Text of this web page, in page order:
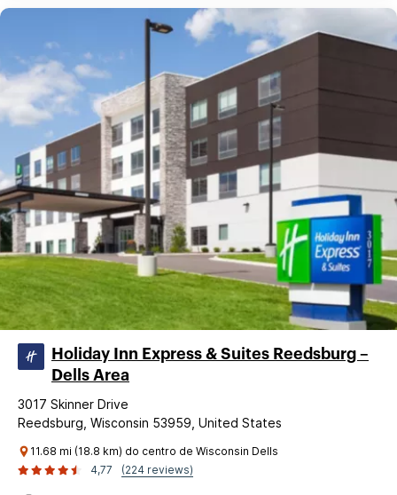
Holiday Inn Express & Suites Reedsburg –
Dells Area
3017 Skinner Drive
Reedsburg, Wisconsin 53959, United States
11.68 mi (18.8 km) do centro de Wisconsin Dells
4,77
(224 reviews)